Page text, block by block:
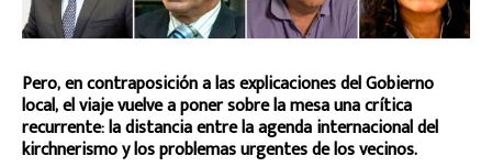
Pero, en contraposición a las explicaciones del Gobierno
local, el viaje vuelve a poner sobre la mesa una crítica
recurrente: la distancia entre la agenda internacional del
kirchnerismo y los problemas urgentes de los vecinos.